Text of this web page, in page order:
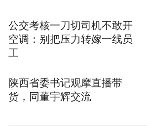
面。后排提供四座独立尊享
两种布局，头等舱独立座椅
腿托、加热、通风及按摩功
带自动递送装置。此外，整
音材料和双层隔音玻璃，确
公交考核一刀切司机不敢开
空调：别把压力转嫁一线员
工
陕西省委书记观摩直播带
货，同董宇辉交流